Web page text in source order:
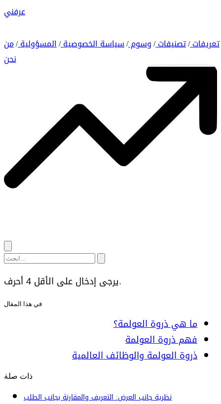
عرفني
تعريفات/ تصنيفات/ وسوم/ سياسة الخصوصية/ المسؤولية/ من
نحن
يرجى إدخال على الأقل 4 أحرف.
في هذا المقال
ما هي ذروة العولمة؟
فهم ذروة العولمة
ذروة العولمة والوظائف العالمية
ذات صلة
نظرية جانب العرض: التعريف والمقارنة بجانب الطلب